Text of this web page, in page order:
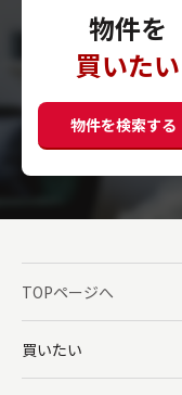
物件を
買いたい
物件を検索する
TOPページへ
買いたい